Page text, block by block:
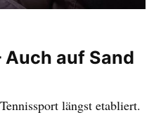
Auch auf Sand
längst etabliert.